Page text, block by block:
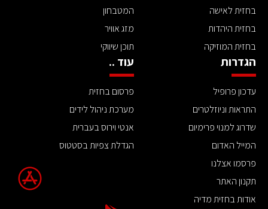
בחזית לאישה
בחזית היהדות
בחזית המוזיקה
המטבחון
מזג אוויר
תוכן שיווקי
הגדרות
עדכון פרופיל
התראות וניוזלטרים
שדרוג למנוי פרימיום
המייל האדום
פרסמו אצלנו
תקנון האתר
אודות בחזית מדיה
עוד ..
פרסום בחזית
מערכת ניהול לידים
אנטי וירוס בעברית
הגדלת צפיות בסטטוס